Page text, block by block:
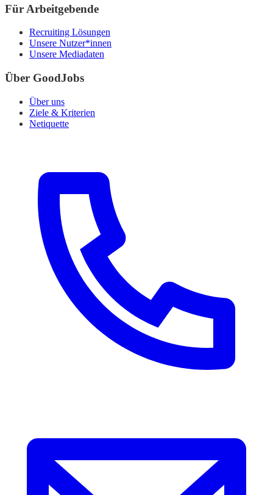
Für Arbeitgebende
Recruiting Lösungen
Unsere Nutzer*innen
Unsere Mediadaten
Über GoodJobs
Über uns
Ziele & Kriterien
Netiquette